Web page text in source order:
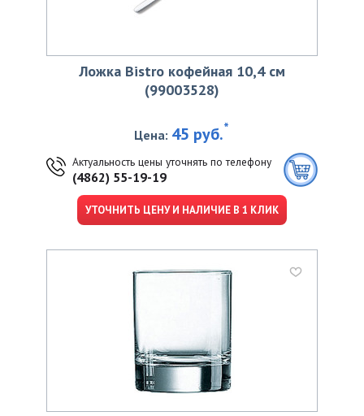
Ложка Bistro кофейная 10,4 см
(99003528)
Цена: 45 руб.*
Актуальность цены уточнять по телефону
(4862) 55-19-19
УТОЧНИТЬ ЦЕНУ И НАЛИЧИЕ В 1 КЛИК